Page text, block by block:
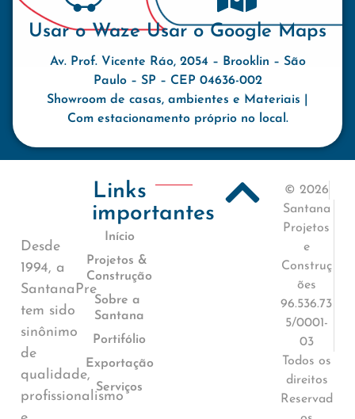
Usar o Waze Usar o Google Maps
Av. Prof. Vicente Ráo, 2054 – Brooklin – São
Paulo – SP – CEP 04636-002
Showroom de casas, ambientes e Materiais |
Com estacionamento próprio no local.
Desde
1994, a
SantanaPre
tem sido
sinônimo
de
qualidade,
profissionalismo
Links
importantes
Início
Projetos &
Construção
Sobre a
Santana
Portifólio
Exportação
Serviços
© 2026
Santana
Projetos
e
Construç
ões
96.536.73
5/0001-
03
Todos os
direitos
Reservad